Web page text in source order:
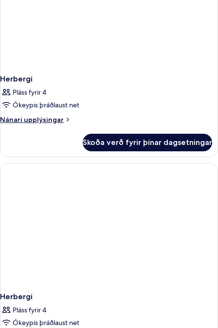
Herbergi
Pláss fyrir 4
Ókeypis þráðlaust net
Nánari upplýsingar
Nánari
Skoða verð fyrir þínar dagsetningar
Herbergi
Pláss fyrir 4
Ókeypis þráðlaust net